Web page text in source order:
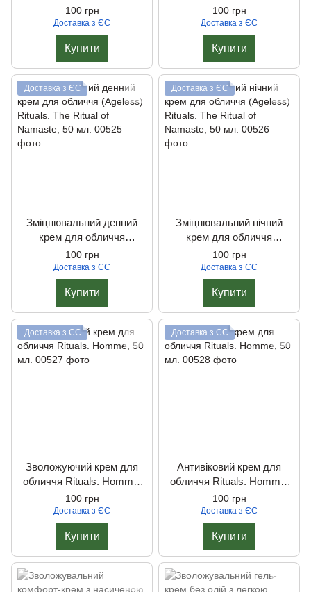
Rituals. The Ritual of
Namaste, 50 мл.
100 грн
Доставка з ЄС
Купити
Rituals. The Ritual of
Namaste, 50 мл.
100 грн
Доставка з ЄС
Купити
Доставка з ЄС
Зміцнювальний денний
крем для обличчя
(Ageless) Rituals. The Ritual
of Namaste, 50 мл.
100 грн
Доставка з ЄС
Купити
Доставка з ЄС
Зміцнювальний нічний
крем для обличчя
(Ageless) Rituals. The Ritual
of Namaste, 50 мл.
100 грн
Доставка з ЄС
Купити
Доставка з ЄС
Зволожуючий крем для
обличчя Rituals. Homme,
50 мл.
100 грн
Доставка з ЄС
Купити
Доставка з ЄС
Антивіковий крем для
обличчя Rituals. Homme,
50 мл.
100 грн
Доставка з ЄС
Купити